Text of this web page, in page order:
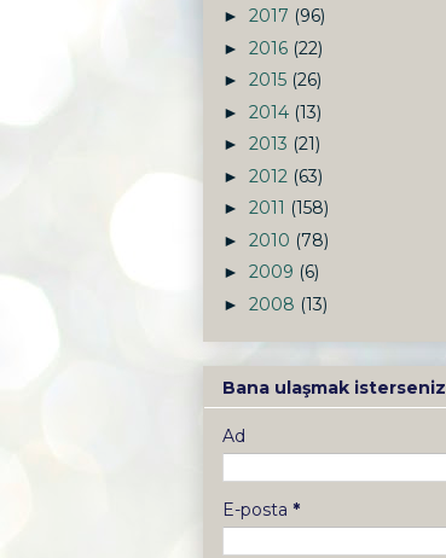
► 2017 (96)
► 2016 (22)
► 2015 (26)
► 2014 (13)
► 2013 (21)
► 2012 (63)
► 2011 (158)
► 2010 (78)
► 2009 (6)
► 2008 (13)
Bana ulaşmak isterseniz
Ad
E-posta *